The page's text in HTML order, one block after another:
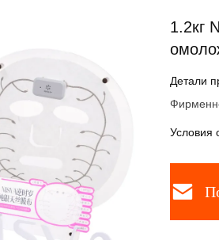
1.2кг
Детали
Условия